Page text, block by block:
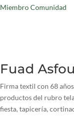
Miembro Comunidad
Fuad
Firma textil con 68
productos del rubro
fiesta, tapicería,